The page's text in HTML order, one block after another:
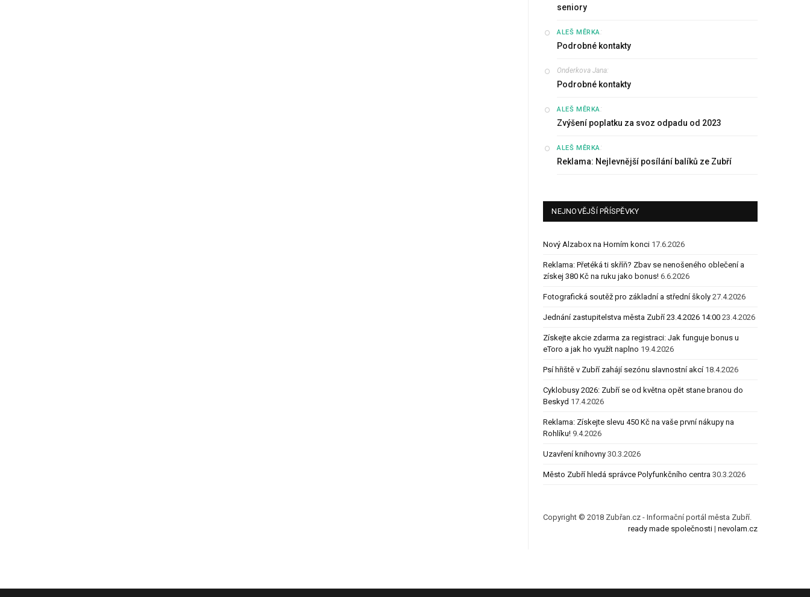
seniory
ALEŠ MĚRKA:
Podrobné kontakty
Onderkova Jana:
Podrobné kontakty
ALEŠ MĚRKA:
Zvýšení poplatku za svoz odpadu od 2023
ALEŠ MĚRKA:
Reklama: Nejlevnější posílání balíků ze Zubří
NEJNOVĚJŠÍ PŘÍSPĚVKY
Nový Alzabox na Horním konci 17.6.2026
Reklama: Přetéká ti skříň? Zbav se nenošeného oblečení a
získej 380 Kč na ruku jako bonus! 6.6.2026
Fotografická soutěž pro základní a střední školy 27.4.2026
Jednání zastupitelstva města Zubří 23.4.2026 14:00 23.4.2026
Získejte akcie zdarma za registraci: Jak funguje bonus u
eToro a jak ho využít naplno 19.4.2026
Psí hřiště v Zubří zahájí sezónu slavnostní akcí 18.4.2026
Cyklobusy 2026: Zubří se od května opět stane branou do
Beskyd 17.4.2026
Reklama: Získejte slevu 450 Kč na vaše první nákupy na
Rohlíku! 9.4.2026
Uzavření knihovny 30.3.2026
Město Zubří hledá správce Polyfunkčního centra 30.3.2026
Copyright © 2018 Zubřan.cz - Informační portál města Zubří.
ready made společnosti| nevolam.cz